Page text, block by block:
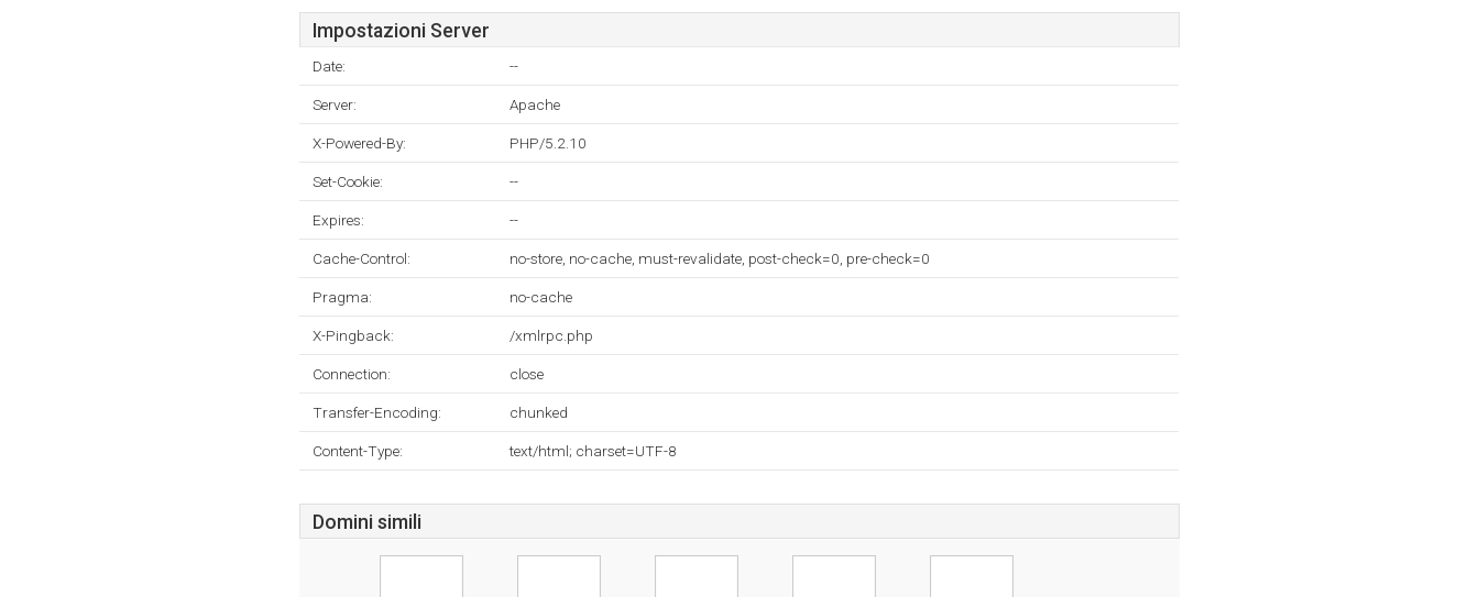
Impostazioni Server
Date: --
Server: Apache
X-Powered-By: PHP/5.2.10
Set-Cookie: --
Expires: --
Cache-Control: no-store, no-cache, must-revalidate, post-check=0, pre-check=0
Pragma: no-cache
X-Pingback: /xmlrpc.php
Connection: close
Transfer-Encoding: chunked
Content-Type: text/html; charset=UTF-8
Domini simili